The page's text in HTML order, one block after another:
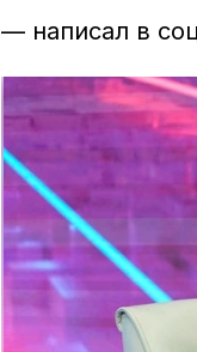
— написал в